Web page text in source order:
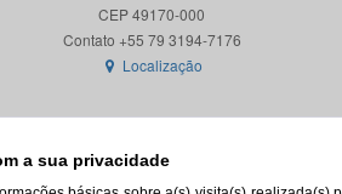
a sua privacidade
CEP 49170-000
Localização